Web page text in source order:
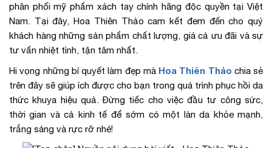
phân phối mỹ phẩm xách tay chính hãng độc quyền tại Việt
Nam. Tại đây, Hoa Thiên Thảo cam kết đem đến cho quý
khách hàng những sản phẩm chất lượng, giá cả ưu đãi và sự
tư vấn nhiệt tình, tận tâm nhất.
Hi vọng những bí quyết làm đẹp mà Hoa Thiên Thảo chia sẻ
trên đây sẽ giúp ích được cho bạn trong quá trình phục hồi da
thức khuya hiệu quả. Đừng tiếc cho việc đầu tư công sức,
thời gian và cả kinh tế để sớm có một làn da khỏe mạnh,
trắng sáng và rực rỡ nhé!